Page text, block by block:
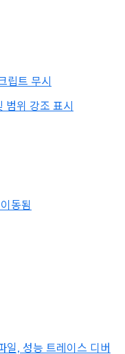
립트 무시
범위 강조 표시
동됨
일, 성능 트레이스 디버